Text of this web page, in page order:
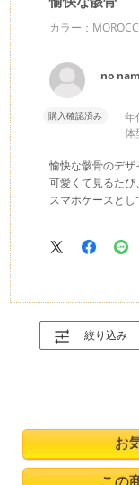
カラー：
no
購入確認済み 年
体
愉快な骸骨のデ
可愛くて見るたび
スマホケースと
絞り込み